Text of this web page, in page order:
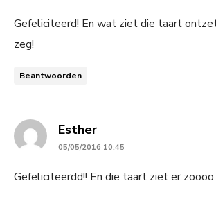
Gefeliciteerd! En wat ziet die taart
zeg!
Beantwoorden
Esthersays:
05/05/2016 10:45
Gefeliciteerdd!! En die taart ziet er